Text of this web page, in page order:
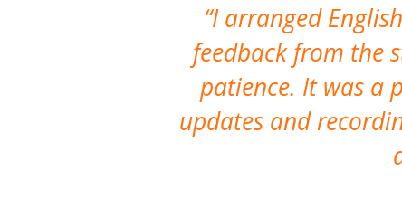
I arranged
feedback from the
patience. It was a
updates and